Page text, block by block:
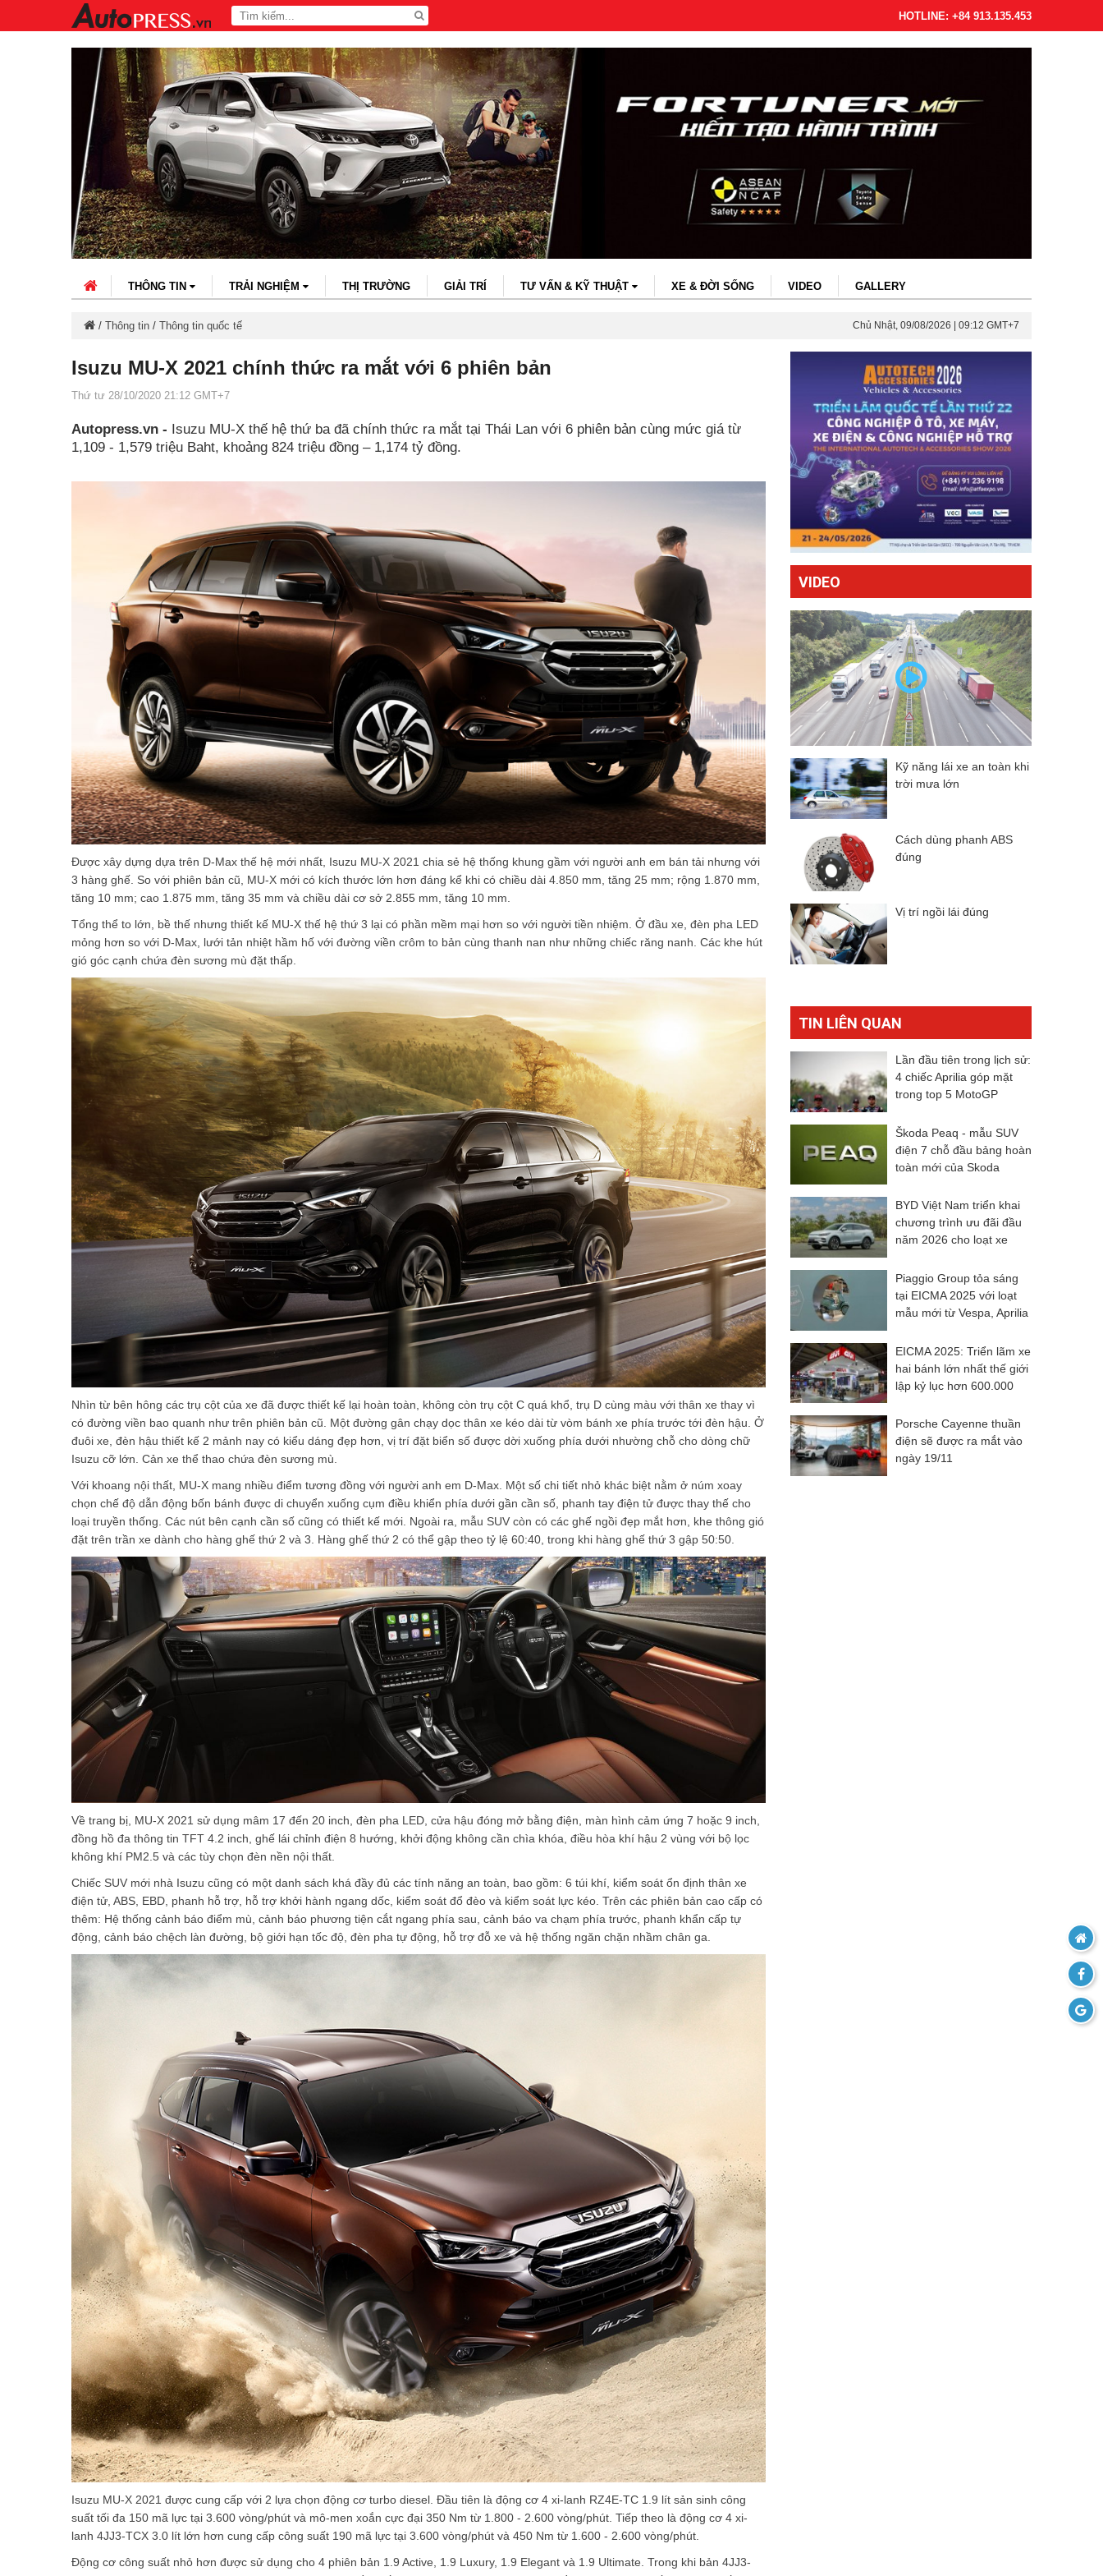
HOTLINE: +84 913.135.453
THÔNG TIN TRẢI NGHIỆM THỊ TRƯỜNG GIẢI TRÍ TƯ VẤN & KỸ THUẬT XE & ĐỜI SỐNG VIDEO GALLERY
Chủ Nhật, 09/08/2026 | 09:12 GMT+7
/ Thông tin / Thông tin quốc tế
Isuzu MU-X 2021 chính thức ra mắt với 6 phiên bản
Thứ tư 28/10/2020 21:12 GMT+7
Autopress.vn - Isuzu MU-X thế hệ thứ ba đã chính thức ra mắt tại Thái Lan với 6 phiên bản cùng mức giá từ
1,109 - 1,579 triệu Baht, khoảng 824 triệu đồng – 1,174 tỷ đồng.
Được xây dựng dựa trên D-Max thế hệ mới nhất, Isuzu MU-X 2021 chia sẻ hệ thống khung gầm với người anh em bán tải nhưng với
3 hàng ghế. So với phiên bản cũ, MU-X mới có kích thước lớn hơn đáng kể khi có chiều dài 4.850 mm, tăng 25 mm; rộng 1.870 mm,
tăng 10 mm; cao 1.875 mm, tăng 35 mm và chiều dài cơ sở 2.855 mm, tăng 10 mm.
Tổng thể to lớn, bề thế nhưng thiết kế MU-X thế hệ thứ 3 lại có phần mềm mại hơn so với người tiền nhiệm. Ở đầu xe, đèn pha LED
mỏng hơn so với D-Max, lưới tản nhiệt hầm hố với đường viền crôm to bản cùng thanh nan như những chiếc răng nanh. Các khe hút
gió góc cạnh chứa đèn sương mù đặt thấp.
Nhìn từ bên hông các trụ cột của xe đã được thiết kế lại hoàn toàn, không còn trụ cột C quá khổ, trụ D cùng màu với thân xe thay vì
có đường viền bao quanh như trên phiên bản cũ. Một đường gân chạy dọc thân xe kéo dài từ vòm bánh xe phía trước tới đèn hậu. Ở
đuôi xe, đèn hậu thiết kế 2 mảnh nay có kiểu dáng đẹp hơn, vị trí đặt biển số được dời xuống phía dưới nhường chỗ cho dòng chữ
Isuzu cỡ lớn. Cản xe thể thao chứa đèn sương mù.
Với khoang nội thất, MU-X mang nhiều điểm tương đồng với người anh em D-Max. Một số chi tiết nhỏ khác biệt nằm ở núm xoay
chọn chế độ dẫn động bốn bánh được di chuyển xuống cụm điều khiển phía dưới gần cần số, phanh tay điện tử được thay thế cho
loại truyền thống. Các nút bên cạnh cần số cũng có thiết kế mới. Ngoài ra, mẫu SUV còn có các ghế ngồi đẹp mắt hơn, khe thông gió
đặt trên trần xe dành cho hàng ghế thứ 2 và 3. Hàng ghế thứ 2 có thể gập theo tỷ lệ 60:40, trong khi hàng ghế thứ 3 gập 50:50.
Về trang bị, MU-X 2021 sử dụng mâm 17 đến 20 inch, đèn pha LED, cửa hậu đóng mở bằng điện, màn hình cảm ứng 7 hoặc 9 inch,
đồng hồ đa thông tin TFT 4.2 inch, ghế lái chỉnh điện 8 hướng, khởi động không cần chìa khóa, điều hòa khí hậu 2 vùng với bộ lọc
không khí PM2.5 và các tùy chọn đèn nền nội thất.
Chiếc SUV mới nhà Isuzu cũng có một danh sách khá đầy đủ các tính năng an toàn, bao gồm: 6 túi khí, kiểm soát ổn định thân xe
điện tử, ABS, EBD, phanh hỗ trợ, hỗ trợ khởi hành ngang dốc, kiểm soát đổ đèo và kiểm soát lực kéo. Trên các phiên bản cao cấp có
thêm: Hệ thống cảnh báo điểm mù, cảnh báo phương tiện cắt ngang phía sau, cảnh báo va chạm phía trước, phanh khẩn cấp tự
động, cảnh báo chệch làn đường, bộ giới hạn tốc độ, đèn pha tự động, hỗ trợ đỗ xe và hệ thống ngăn chặn nhầm chân ga.
Isuzu MU-X 2021 được cung cấp với 2 lựa chọn động cơ turbo diesel. Đầu tiên là động cơ 4 xi-lanh RZ4E-TC 1.9 lít sản sinh công
suất tối đa 150 mã lực tại 3.600 vòng/phút và mô-men xoắn cực đại 350 Nm từ 1.800 - 2.600 vòng/phút. Tiếp theo là động cơ 4 xi-
lanh 4JJ3-TCX 3.0 lít lớn hơn cung cấp công suất 190 mã lực tại 3.600 vòng/phút và 450 Nm từ 1.600 - 2.600 vòng/phút.
Động cơ công suất nhỏ hơn được sử dụng cho 4 phiên bản 1.9 Active, 1.9 Luxury, 1.9 Elegant và 1.9 Ultimate. Trong khi bản 4JJ3-
VIDEO
Kỹ năng lái xe an toàn khi
trời mưa lớn
Cách dùng phanh ABS
đúng
Vị trí ngồi lái đúng
TIN LIÊN QUAN
Lần đầu tiên trong lịch sử:
4 chiếc Aprilia góp mặt
trong top 5 MotoGP
Škoda Peaq - mẫu SUV
điện 7 chỗ đầu bảng hoàn
toàn mới của Skoda
BYD Việt Nam triển khai
chương trình ưu đãi đầu
năm 2026 cho loạt xe
Piaggio Group tỏa sáng
tại EICMA 2025 với loạt
mẫu mới từ Vespa, Aprilia
EICMA 2025: Triển lãm xe
hai bánh lớn nhất thế giới
lập kỷ lục hơn 600.000
Porsche Cayenne thuần
điện sẽ được ra mắt vào
ngày 19/11